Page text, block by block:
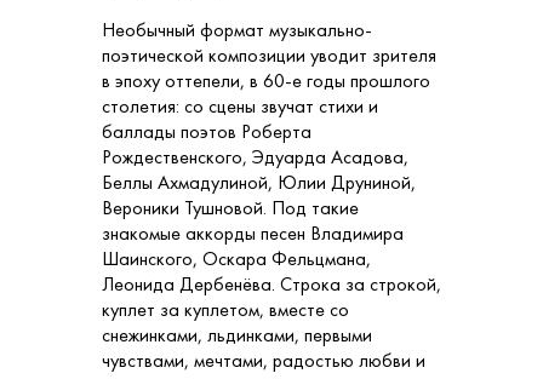
Необычный формат музыкально-
поэтической композиции уводит зрителя
в эпоху оттепели, в 60-е годы прошлого
столетия: со сцены звучат стихи и
баллады поэтов Роберта
Рождественского, Эдуарда Асадова,
Беллы Ахмадулиной, Юлии Друниной,
Вероники Тушновой. Под такие
знакомые аккорды песен Владимира
Шаинского, Оскара Фельцмана,
Леонида Дербенёва. Строка за строкой,
куплет за куплетом, вместе со
снежинками, льдинками, первыми
чувствами, мечтами, радостью любви и